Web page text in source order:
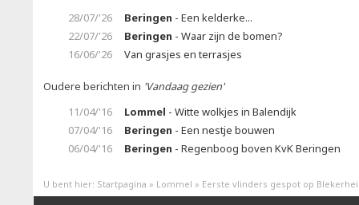
28/07/'26
Beringen - Een kelderke...
22/07/'26
Beringen - Waar zijn de bomen?
16/06/'26
Van grasjes en terrasjes
Oudere berichten in 'Vandaag gezien'
11/04/'16
Lommel - Witte wolkjes in Balendijk
07/04/'16
Beringen - Een nestje bouwen
06/04/'16
Beringen - Regenboog boven KvK Beringen
U bent hier: Startpagina » Lommel » Eerste vlinders gespot op